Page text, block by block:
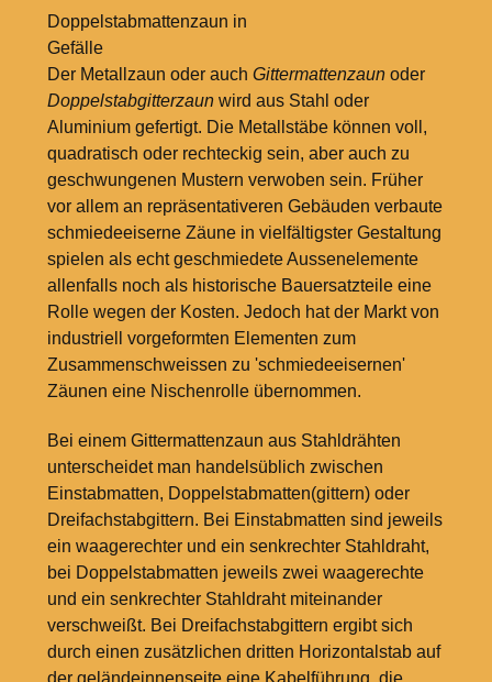
Doppelstabmattenzaun in
Gefälle
Der Metallzaun oder auch Gittermattenzaunoder
Doppelstabgitterzaunwird aus Stahl oder
Aluminium gefertigt. Die Metallstäbe können voll,
quadratisch oder rechteckig sein, aber auch zu
geschwungenen Mustern verwoben sein. Früher
vor allem an repräsentativeren Gebäuden verbaute
schmiedeeiserne Zäune in vielfältigster Gestaltung
spielen als echt geschmiedete Aussenelemente
allenfalls noch als historische Bauersatzteile eine
Rolle wegen der Kosten. Jedoch hat der Markt von
industriell vorgeformten Elementen zum
Zusammenschweissen zu 'schmiedeeisernen'
Zäunen eine Nischenrolle übernommen.
Bei einem Gittermattenzaun aus Stahldrähten
unterscheidet man handelsüblich zwischen
Einstabmatten, Doppelstabmatten(gittern) oder
Dreifachstabgittern. Bei Einstabmatten sind jeweils
ein waagerechter und ein senkrechter Stahldraht,
bei Doppelstabmatten jeweils zwei waagerechte
und ein senkrechter Stahldraht miteinander
verschweißt. Bei Dreifachstabgittern ergibt sich
durch einen zusätzlichen dritten Horizontalstab auf
der geländeinnenseite eine Kabelführung, die